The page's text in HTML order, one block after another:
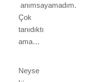
anımsayamadım.
Çok
tanıdıktı
ama…
Neyse